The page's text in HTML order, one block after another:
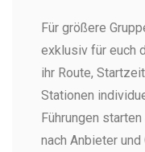
Für größere
exklusiv für euch
ihr Route,
Stationen
Führungen
nach Anbieter